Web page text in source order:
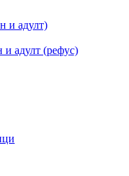
и адулт)
и адулт (рефус)